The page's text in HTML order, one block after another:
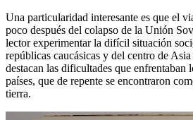
Una particularidad interesante es que el
poco después del colapso de la Unión
lector experimentar la difícil situación
repúblicas caucásicas y del centro de
destacan las dificultades que enfrentaban
países, que de repente se encontraron
tierra.